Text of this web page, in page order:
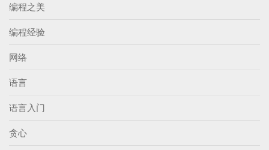
编程之美
编程经验
网络
语言
语言入门
贪心